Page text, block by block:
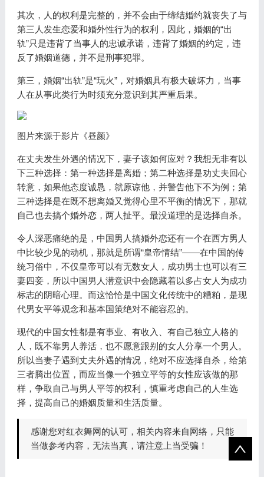
其次，人的权利是完整的，并不会由于缔结婚约就丧失了与
第三人发生恋爱和婚外性行为的权利，因此，婚姻的“出
轨”只是违背了当事人的忠诚承诺，违背了婚姻的约定，违
反了婚姻道德，并不是刑事犯罪。
第三，婚姻“出轨”是“玩火”，对婚姻具有极大破坏力，当事
人在从事此类行为时须充分意识到其严重后果。
图片来源于影片《昼颜》
在丈夫发生外遇的情况下，妻子该如何应对？我想无非有以
下三种选择：第一种选择是离婚；第二种选择是劝丈夫回心
转意，如果他态度诚恳，就原谅他，并警告他下不为例；第
三种选择是在既不想离婚又觉得心里不平衡的情况下，那就
自己也去搞个婚外恋，两人扯平。最没道理的是选择自杀。
令人深恶痛绝的是，中国男人搞婚外恋还有一个在西方男人
中比较少见的动机，那就是所谓“皇帝情结”——在中国的传
统习俗中，不仅皇帝可以有无数女人，成功男士也可以有三
妻四妾，所以中国男人潜意识中会隐藏着以多占女人为成功
标志的阴暗心理。而这恰恰是中国文化传统中的糟粕，是现
代男女平等观念和基本国策绝对不能容忍的。
现代的中国女性都是有事业、有收入、有自己独立人格的
人，既不靠男人养活，也不愿意跟别的女人分享一个男人。
所以当妻子遇到丈夫外遇的情况，绝对不应选择自杀，给第
三者腾出位置，而应当像一个独立平等的女性应该做的那
样，争取自己与男人平等的权利，慎重考虑自己的人生选
择，提高自己的婚姻质量和生活质量。
感谢您对红衣舞网的认可，相关内容来自网络，只能
当做参考内容，无法当真，请注意上当受骗！